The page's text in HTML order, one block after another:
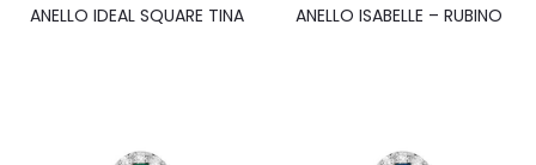
ANELLO IDEAL SQUARE TINA ANELLO ISABELLE – RUBINO